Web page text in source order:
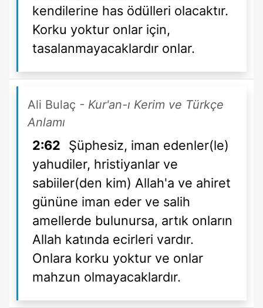
kendilerine has ödülleri olacaktır.
Korku yoktur onlar için,
tasalanmayacaklardır onlar.
Ali Bulaç - Kur'an-ı Kerim ve Türkçe
Anlamı
2:62
Şüphesiz, iman edenler(le)
yahudiler, hristiyanlar ve
sabiiler(den kim) Allah'a ve ahiret
gününe iman eder ve salih
amellerde bulunursa, artık onların
Allah katında ecirleri vardır.
Onlara korku yoktur ve onlar
mahzun olmayacaklardır.